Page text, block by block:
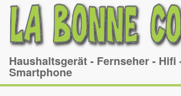
Haushaltsgerät - Fernseher - Hifi
Smartphone